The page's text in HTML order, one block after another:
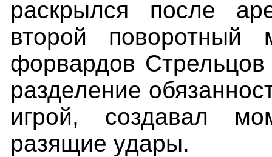
раскрылся после
второй
форвардов
разделение
игрой, создавал
разящие удары.